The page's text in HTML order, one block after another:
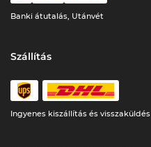
Banki átutalás, Utánvét
Szállítás
Ingyenes kiszállítás és visszaküldés